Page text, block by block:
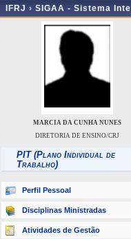
IFRJ › SIGAA - Sistema
MARCIA DA CUNHA NUNES
DIRETORIA DE ENSINO/CRJ
PIT (Plano Individual de
Trabalho)
Perfil Pessoal
Disciplinas Ministradas
Atividades de Gestão